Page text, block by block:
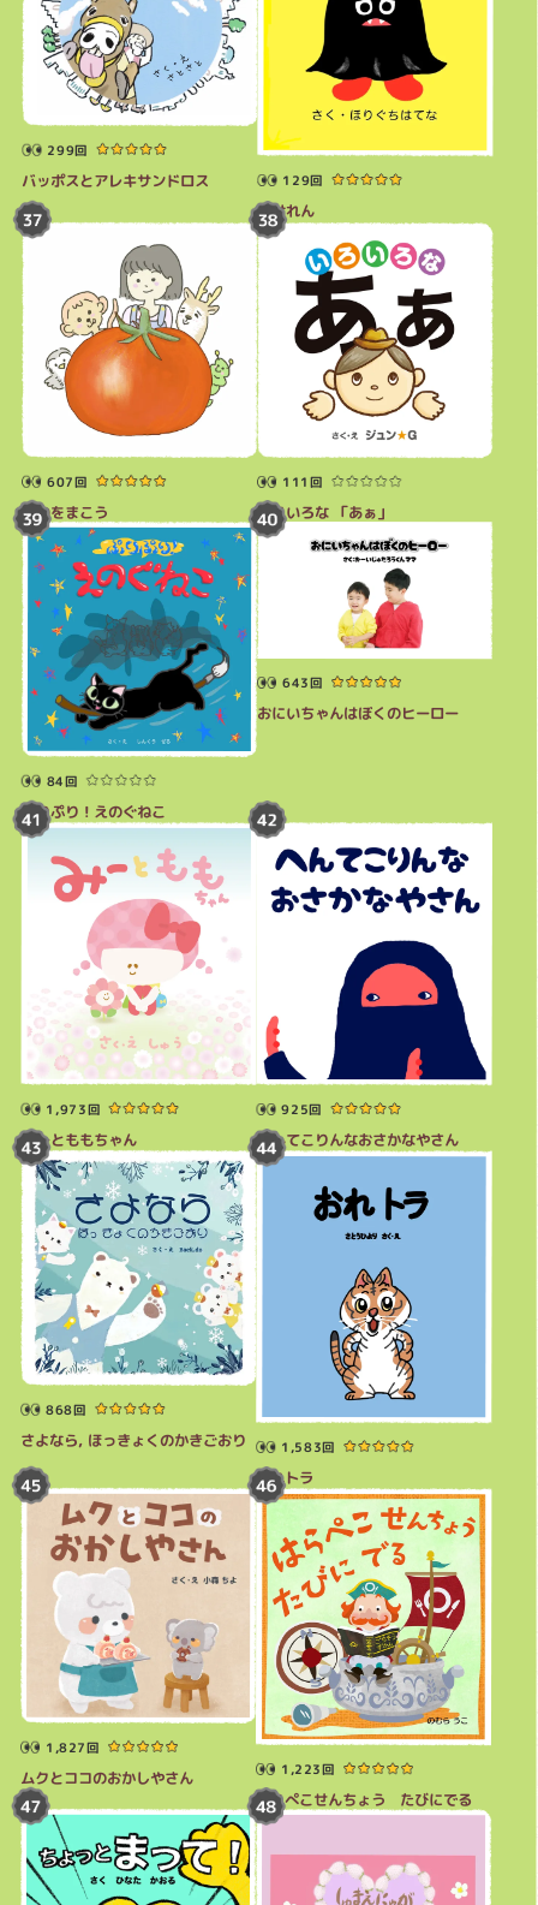
299回
バッポスとアレキサンドロス 129回
ばけれん
607回
たねをまこう
111回
いろいろな 「あぁ」
84回
ぷりぷり！えのぐねこ
643回
おにいちゃんはぼくのヒーロー
1,973回
みーとももちゃん
925回
へんてこりんなおさかなやさん
868回
さよなら, ほっきょくのかきごおり 1,583回
おれトラ
1,827回
ムクとココのおかしやさん 1,223回
はらぺこせんちょう たびにでる